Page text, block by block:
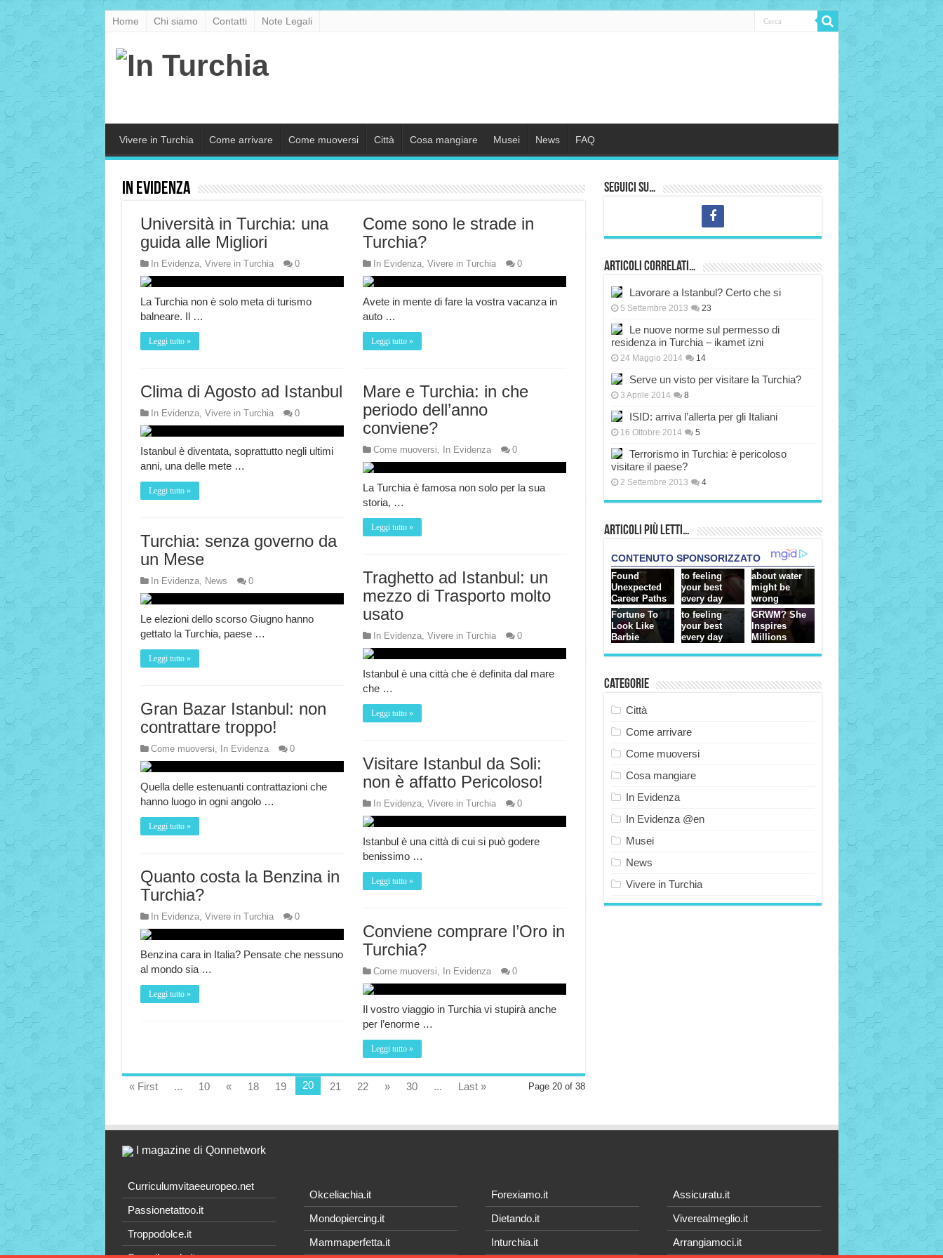
Home Chi siamo Contatti Note Legali
Vivere in Turchia Come arrivare Come muoversi Città Cosa mangiare Musei News FAQ
In Evidenza
Università in Turchia: una
guida alle Migliori
In Evidenza, Vivere in Turchia 0
La Turchia non è solo meta di turismo
balneare. Il …
Leggi tutto »
Come sono le strade in
Turchia?
In Evidenza, Vivere in Turchia 0
Avete in mente di fare la vostra vacanza in
auto …
Leggi tutto »
Clima di Agosto ad Istanbul
In Evidenza, Vivere in Turchia 0
Istanbul è diventata, soprattutto negli ultimi
anni, una delle mete …
Leggi tutto »
Mare e Turchia: in che
periodo dell’anno
conviene?
Come muoversi, In Evidenza 0
La Turchia è famosa non solo per la sua
storia, …
Leggi tutto »
Turchia: senza governo da
un Mese
In Evidenza, News 0
Le elezioni dello scorso Giugno hanno
gettato la Turchia, paese …
Leggi tutto »
Traghetto ad Istanbul: un
mezzo di Trasporto molto
usato
In Evidenza, Vivere in Turchia 0
Istanbul è una città che è definita dal mare
che …
Leggi tutto »
Gran Bazar Istanbul: non
contrattare troppo!
Come muoversi, In Evidenza 0
Quella delle estenuanti contrattazioni che
hanno luogo in ogni angolo …
Leggi tutto »
Visitare Istanbul da Soli:
non è affatto Pericoloso!
In Evidenza, Vivere in Turchia 0
Istanbul è una città di cui si può godere
benissimo …
Leggi tutto »
Quanto costa la Benzina in
Turchia?
In Evidenza, Vivere in Turchia 0
Benzina cara in Italia? Pensate che nessuno
al mondo sia …
Leggi tutto »
Conviene comprare l’Oro in
Turchia?
Come muoversi, In Evidenza 0
Il vostro viaggio in Turchia vi stupirà anche
per l’enorme …
Leggi tutto »
Page 20 of 38
« First ... 10 « 18 19 20 21 22 » 30 ... Last »
Seguici su…
Articoli correlati…
Lavorare a Istanbul? Certo che si
5 Settembre 2013 23
Le nuove norme sul permesso di
residenza in Turchia – ikamet izni
24 Maggio 2014 14
Serve un visto per visitare la Turchia?
3 Aprile 2014 8
ISID: arriva l’allerta per gli Italiani
16 Ottobre 2014 5
Terrorismo in Turchia: è pericoloso
visitare il paese?
2 Settembre 2013 4
Articoli più Letti…
Categorie
Città
Come arrivare
Come muoversi
Cosa mangiare
In Evidenza
In Evidenza @en
Musei
News
Vivere in Turchia
I magazine di Qonnetwork
Curriculumvitaeeuropeo.net
Passionetattoo.it
Troppodolce.it
Okceliachia.it
Mondopiercing.it
Mammaperfetta.it
Forexiamo.it
Dietando.it
Inturchia.it
Assicuratu.it
Viverealmeglio.it
Arrangiamoci.it